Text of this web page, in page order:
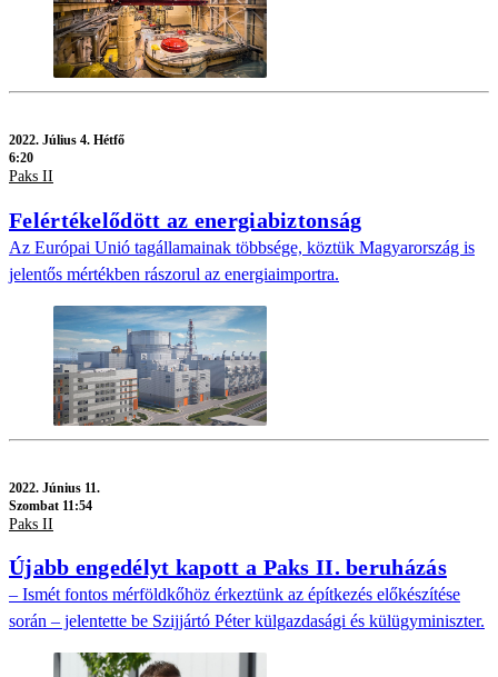
2022. Július 4. Hétfő
6:20
Paks II
Felértékelődött az energiabiztonság
Az Európai Unió tagállamainak többsége, köztük Magyarország is
jelentős mértékben rászorul az energiaimportra.
2022. Június 11.
Szombat 11:54
Paks II
Újabb engedélyt kapott a Paks II. beruházás
– Ismét fontos mérföldkőhöz érkeztünk az építkezés előkészítése
során – jelentette be Szijjártó Péter külgazdasági és külügyminiszter.